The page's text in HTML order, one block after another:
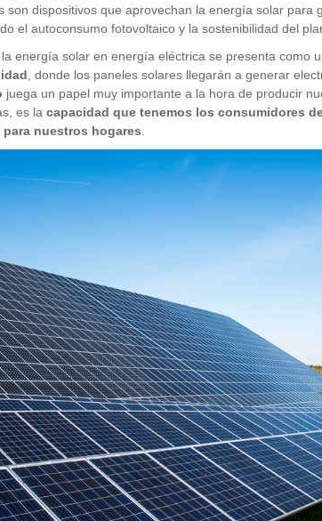
son dispositivos que aprovechan la energía solar para
el autoconsumo fotovoltaico y la sostenibilidad del
energía solar en energía eléctrica se presenta como
, donde los paneles solares llegarán a generar
juega un papel muy importante a la hora de producir
es la capacidad que tenemos los consumidores
nuestros hogares